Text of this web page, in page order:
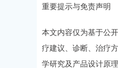
重要提示与免责声明
本文内容仅为基于公
疗建议、诊断、治疗
学研究及产品设计原